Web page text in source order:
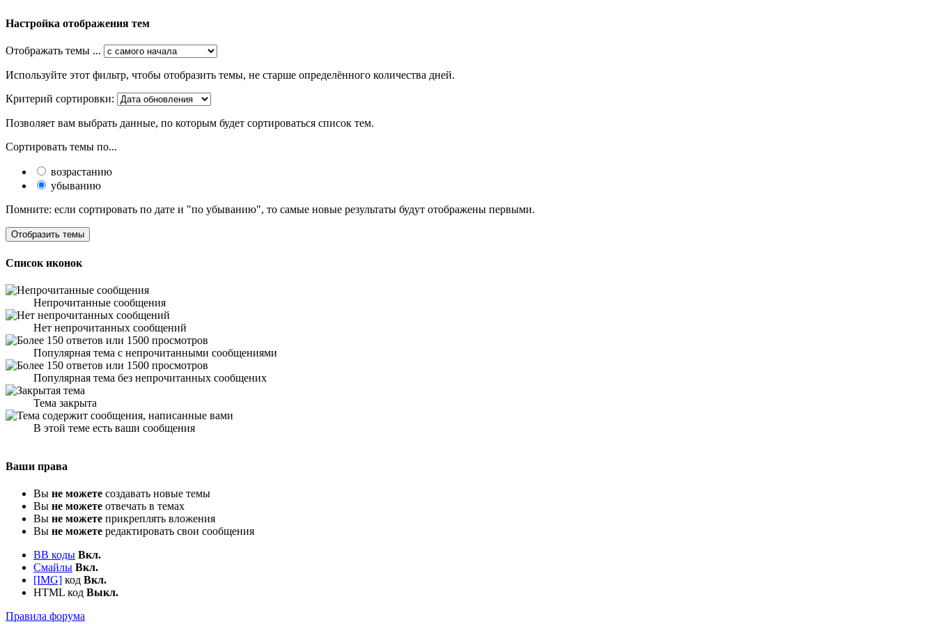
Настройка отображения тем
Отображать темы ...
Используйте этот фильтр, чтобы отобразить темы, не старше определённого количества дней.
Критерий сортировки:
Позволяет вам выбрать данные, по которым будет сортироваться список тем.
Сортировать темы по...
возрастанию
убыванию
Помните: если сортировать по дате и "по убыванию", то самые новые результаты будут отображены первыми.
Список иконок
Непрочитанные сообщения
Нет непрочитанных сообщений
Популярная тема с непрочитанными сообщениями
Популярная тема без непрочитанных сообщених
Тема закрыта
В этой теме есть ваши сообщения
Ваши права
Вы не можете создавать новые темы
Вы не можете отвечать в темах
Вы не можете прикреплять вложения
Вы не можете редактировать свои сообщения
BB коды Вкл.
Смайлы Вкл.
[IMG] код Вкл.
HTML код Выкл.
Правила форума